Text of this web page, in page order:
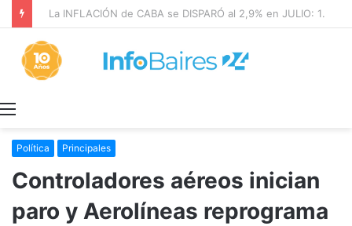
La INFLACIÓN de CABA se DISPARÓ al 2,9% en JULIO: 19,4% en 2026
Política Principales
Controladores aéreos inician
paro y Aerolíneas reprograma